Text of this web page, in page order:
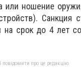
или ношение
Санкция
на срок до 4 лет
повідомити про це редакцію